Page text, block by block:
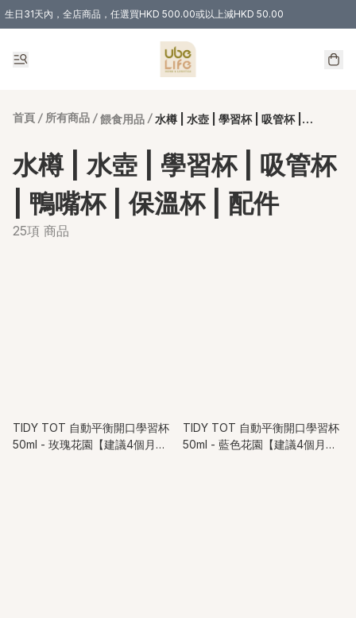
生日31天內，全店商品，任選買HKD 500.00或以上減HKD 50.00
購物滿 HKD 300.00即享免運費優惠！（適用於 特定的送貨方式 )
首頁 / 所有商品 / 餵食用品 / 水樽 | 水壺 | 學習杯 | 吸管杯 | 鴨嘴杯 | 保溫杯 | 配件
水樽 | 水壺 | 學習杯 | 吸管杯
| 鴨嘴杯 | 保溫杯 | 配件
25項 商品
TIDY TOT 自動平衡開口學習杯
50ml - 玫瑰花園【建議4個月或
TIDY TOT 自動平衡開口學習杯
50ml - 藍色花園【建議4個月或